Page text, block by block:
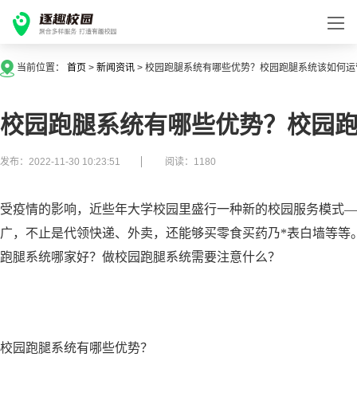
当前位置： 首页 > 新闻资讯 > 校园跑腿系统有哪些优势？校园跑腿系统该如何
校园跑腿系统有哪些优势？校园
发布：2022-11-30 10:23:51 阅读：1180
受疫情的影响，近些年大学校园里盛行一种新的校园服务模
广，不止是代领快递、外卖，还能够买零食买药乃*表白墙等
跑腿系统哪家好？做校园跑腿系统需要注意什么？
校园跑腿系统有哪些优势？